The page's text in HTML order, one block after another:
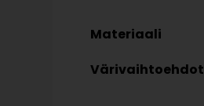
Materiaali
Värivaihtoehdot